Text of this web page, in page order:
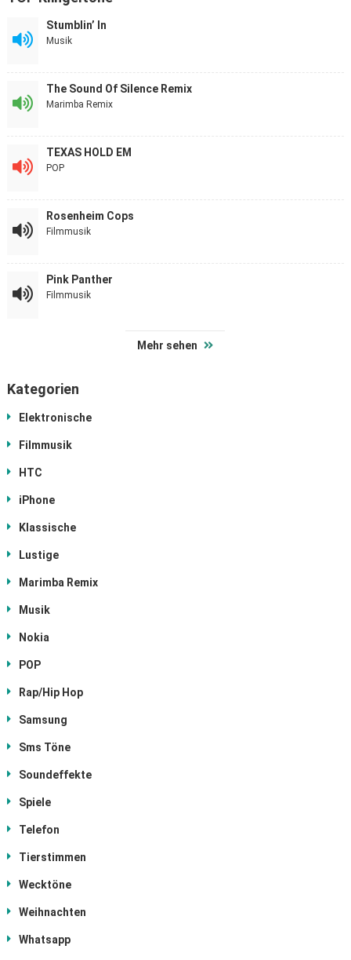
Stumblin’ In
Musik
The Sound Of Silence Remix
Marimba Remix
TEXAS HOLD EM
POP
Rosenheim Cops
Filmmusik
Pink Panther
Filmmusik
Mehr sehen
Kategorien
Elektronische
Filmmusik
HTC
iPhone
Klassische
Lustige
Marimba Remix
Musik
Nokia
POP
Rap/Hip Hop
Samsung
Sms Töne
Soundeffekte
Spiele
Telefon
Tierstimmen
Wecktöne
Weihnachten
Whatsapp